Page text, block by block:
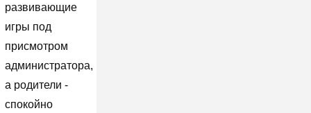
развивающие
игры под
присмотром
администратора,
а родители -
спокойно